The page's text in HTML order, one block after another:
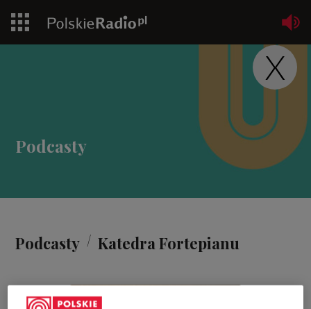
PR24
Dzieci
X
Podcasty
Podcasty / Katedra Fortepianu